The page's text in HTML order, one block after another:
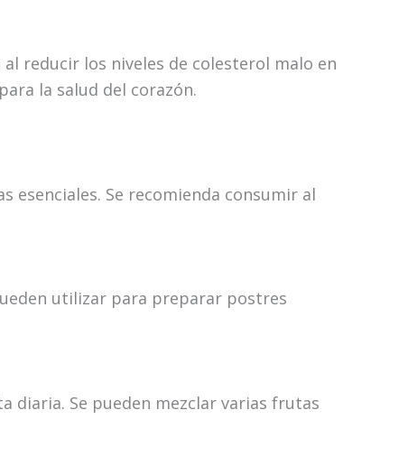
reducir los niveles de colesterol malo en
la salud del corazón.
Se recomienda consumir al
utilizar para preparar postres
diaria. Se pueden mezclar varias frutas